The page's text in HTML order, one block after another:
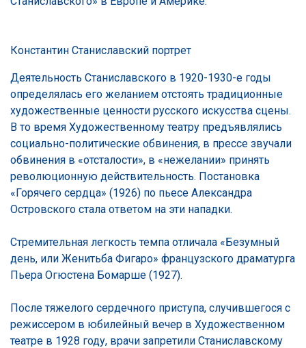
Константин Станиславский портрет
Деятельность Станиславского в 1920-1930-е годы
определялась его желанием отстоять традиционные
художественные ценности русского искусства сцены.
В то время Художественному театру предъявлялись
социально-политические обвинения, в прессе звучали
обвинения в «отсталости», в «нежелании» принять
революционную действительность. Постановка
«Горячего сердца» (1926) по пьесе Александра
Островского стала ответом на эти нападки.
Стремительная легкость темпа отличала «Безумный
день, или Женитьба Фигаро» французского драматурга
Пьера Огюстена Бомарше (1927).
После тяжелого сердечного приступа, случившегося с
режиссером в юбилейный вечер в Художественном
театре в 1928 году, врачи запретили Станиславскому